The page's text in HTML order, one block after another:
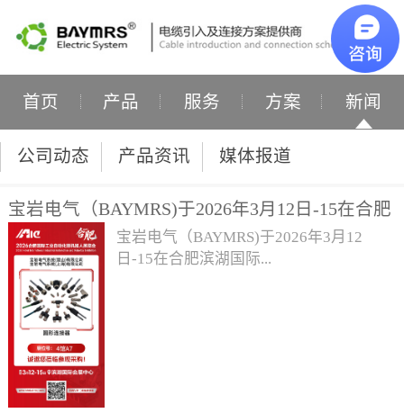
首页 产品 服务 方案 新闻
公司动态 产品资讯 媒体报道
宝岩电气（BAYMRS)于2026年3月12日-15在合肥
滨湖国际会展中心参加为期4天的“2026合肥国际
工业自动化暨机器人展览会”，展位号：4馆A7，
欢迎各位莅临指导！
宝岩电气（BAYMRS)于2026年3月12
日-15在合肥滨湖国际...